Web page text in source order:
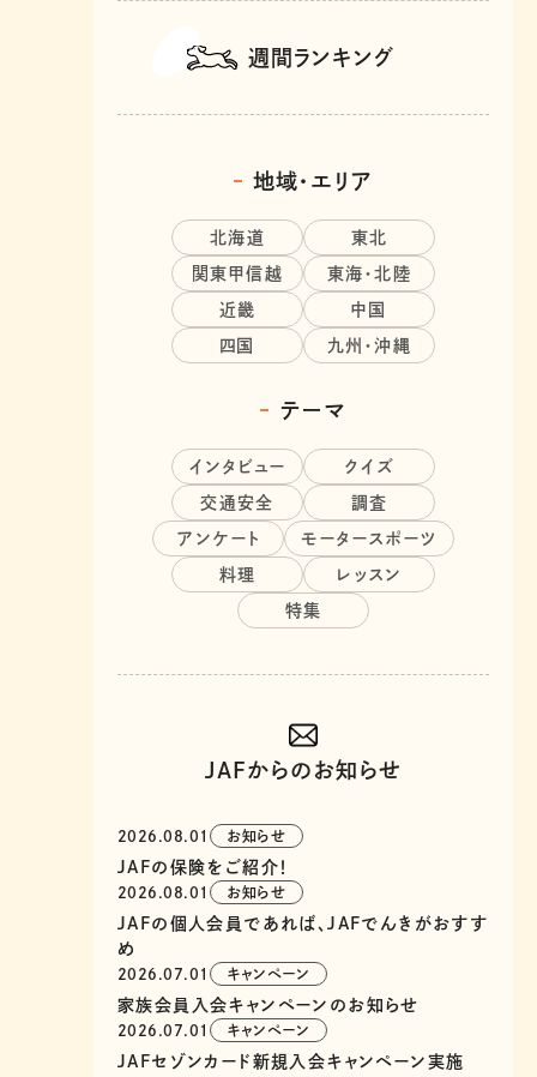
週間ランキング
地域・エリア
北海道 東北
関東甲信越 東海・北陸
近畿 中国
四国 九州・沖縄
テーマ
インタビュー クイズ
交通安全 調査
アンケート モータースポーツ
料理 レッスン
特集
JAFからのお知らせ
2026.08.01 お知らせ
JAFの保険をご紹介！
2026.08.01 お知らせ
JAFの個人会員であれば、JAFでんきがおすす
め
2026.07.01 キャンペーン
家族会員入会キャンペーンのお知らせ
2026.07.01 キャンペーン
JAFセゾンカード新規入会キャンペーン実施